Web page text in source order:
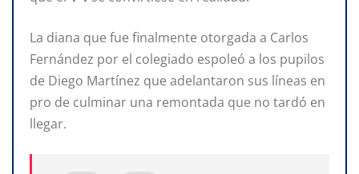
La diana que fue finalmente otorgada a Carlos
Fernández por el colegiado espoleó a los pupilos
de Diego Martínez que adelantaron sus líneas en
pro de culminar una remontada que no tardó en
llegar.